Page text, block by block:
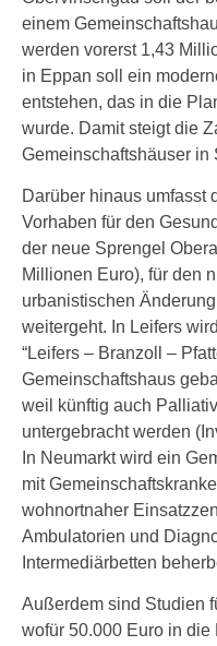
einem
werden vorerst 1,43
in Eppan soll ein
entstehen, das in die
wurde. Damit steigt die
Gemeinschaftshäuser in
Darüber hinaus umfasst
Vorhaben für den
der neue Sprengel
Millionen Euro), für den
urbanistischen
weitergeht. In Leifers
“Leifers – Branzoll –
Gemeinschaftshaus
weil künftig auch
untergebracht werden
In Neumarkt wird ein
mit
wohnortnaher
Ambulatorien und
Intermediärbetten
Außerdem sind Studien
wofür 50.000 Euro in